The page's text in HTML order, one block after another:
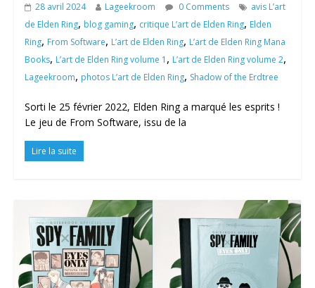
28 avril 2024 Lageekroom 0 Comments
avis L’art
de Elden Ring, blog gaming, critique L’art de Elden Ring, Elden
Ring, From Software, L’art de Elden Ring, L’art de Elden Ring Mana
Books, L’art de Elden Ring volume 1 , L’art de Elden Ring volume 2,
Lageekroom, photos L’art de Elden Ring, Shadow of the Erdtree
Sorti le 25 février 2022, Elden Ring a marqué les esprits !
Le jeu de From Software, issu de la
Lire la suite